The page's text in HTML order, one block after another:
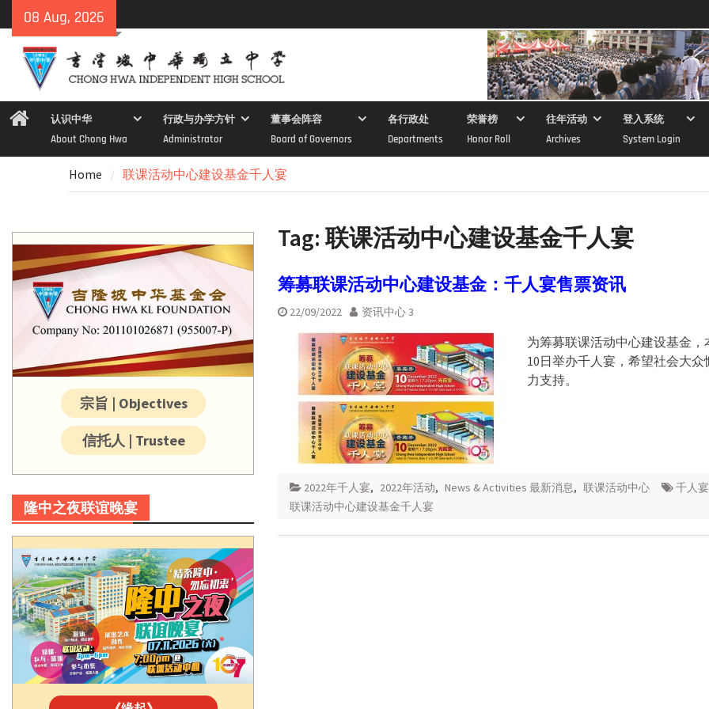
to
content
08 Aug, 2026
Home认识中华
About Chong Hwa
行政与办学方针
Administrator
董事会阵容
Board of Governors
各行政处
Departments
荣誉榜
Honor Roll
往年活动
Archives
登入系统
System Login
Home 联课活动中心建设基金千人宴
Tag:联课活动中心建设基金千人宴
筹募联课活动中心建设基金：千人宴售票资讯
22/09/2022 资讯中心 3
为筹募联课活动中心建设基金，
10日举办千人宴，希望社会大
力支持。
2022年千人宴, 2022年活动, News & Activities 最新消息, 联课活动中心
千人宴
联课活动中心建设基金千人宴
宗旨 | Objectives
信托人 | Trustee
隆中之夜联谊晚宴